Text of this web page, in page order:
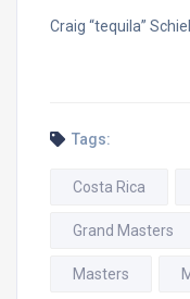
Craig “tequila”
Tags:
Costa Rica
Grand Masters
Masters